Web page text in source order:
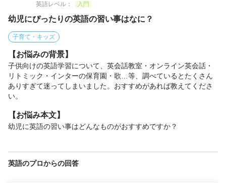
英語レベル：
入門
幼児にぴったりの英語の習い事はなに？
子育て・キッズ
【お悩みの背景】
子供向けの英語学習について、英会話教室・オンライン英会話・
リトミック・インターの保育園・歌…等、調べているとたくさん
ありすぎて迷ってしまいました。おすすめがあれば教えてくださ
い。
【お悩み本文】
幼児に英語の習い事はどんなものがおすすめですか？
英語のプロからの回答